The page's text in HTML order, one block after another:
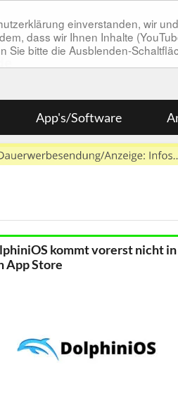
einverstanden, wir
dass wir Ihnen Inhalte
Sie bitte die Ausblenden-
App's/Software
kommt vorerst nicht in
App Store